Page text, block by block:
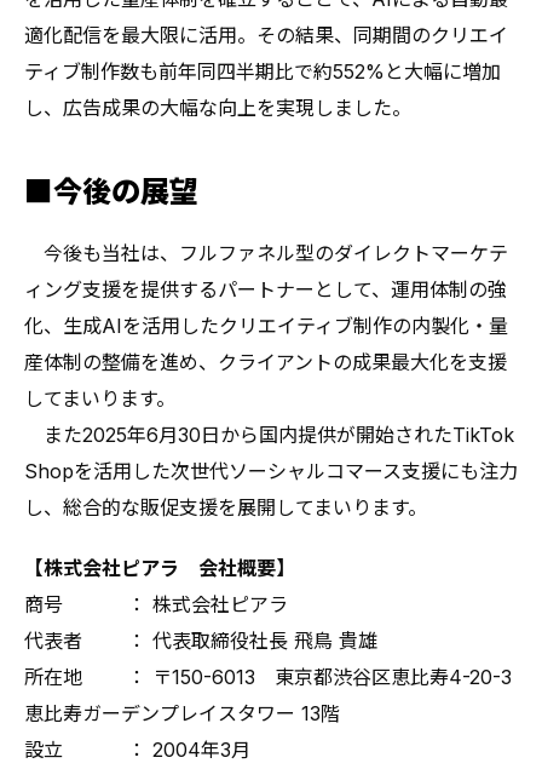
適化配信を最大限に活用。その結果、同期間のクリエイ
ティブ制作数も前年同四半期比で約552%と大幅に増加
し、広告成果の大幅な向上を実現しました。
■今後の展望
今後も当社は、フルファネル型のダイレクトマーケテ
ィング支援を提供するパートナーとして、運用体制の強
化、生成AIを活用したクリエイティブ制作の内製化・量
産体制の整備を進め、クライアントの成果最大化を支援
してまいります。
また2025年6月30日から国内提供が開始されたTikTok
Shopを活用した次世代ソーシャルコマース支援にも注力
し、総合的な販促支援を展開してまいります。
【株式会社ピアラ 会社概要】
商号 ： 株式会社ピアラ
代表者 ： 代表取締役社長 飛鳥 貴雄
所在地 ： 〒150-6013 東京都渋谷区恵比寿4-20-3
恵比寿ガーデンプレイスタワー 13階
設立 ： 2004年3月